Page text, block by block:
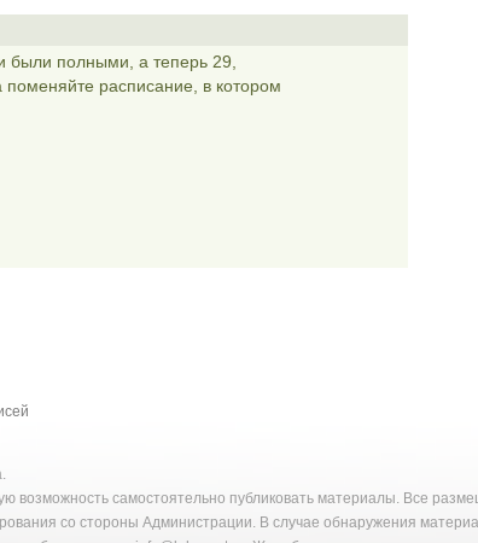
были полными, а теперь 29,
расписание, в котором
возможность самостоятельно публиковать материалы. Все
со стороны Администрации. В случае обнаружения